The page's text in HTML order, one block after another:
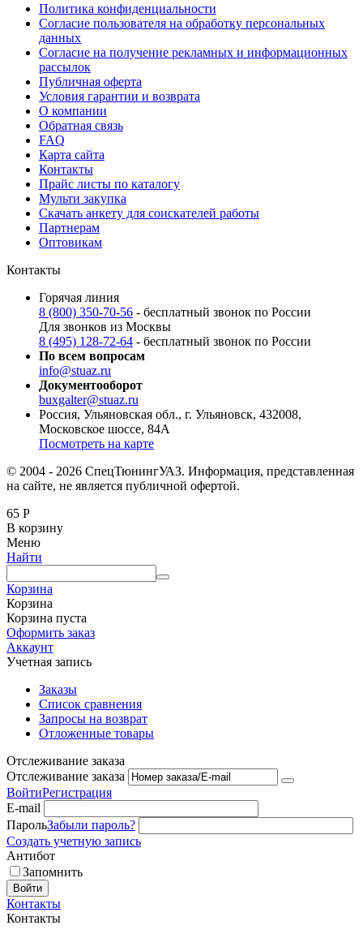
Политика конфиденциальности
Согласие пользователя на обработку персональных
данных
Согласие на получение рекламных и информационных
рассылок
Публичная оферта
Условия гарантии и возврата
О компании
Обратная связь
FAQ
Карта сайта
Контакты
Прайс листы по каталогу
Мульти закупка
Скачать анкету для соискателей работы
Партнерам
Оптовикам
Контакты
Горячая линия
8 (800) 350-70-56 - бесплатный звонок по России
Для звонков из Москвы
8 (495) 128-72-64 - бесплатный звонок по России
По всем вопросам
info@stuaz.ru
Документооборот
buxgalter@stuaz.ru
Россия, Ульяновская обл., г. Ульяновск, 432008,
Московское шоссе, 84А
Посмотреть на карте
© 2004 - 2026 СпецТюнингУАЗ. Информация, представленная
на сайте, не является публичной офертой.
65 Р
В корзину
Меню
Найти
Корзина
Корзина
Корзина пуста
Оформить заказ
Аккаунт
Учетная запись
Заказы
Список сравнения
Запросы на возврат
Отложенные товары
Отслеживание заказа
Отслеживание заказа
ВойтиРегистрация
E-mail
ПарольЗабыли пароль?
Создать учетную запись
Антибот
Запомнить
Войти
Контакты
Контакты